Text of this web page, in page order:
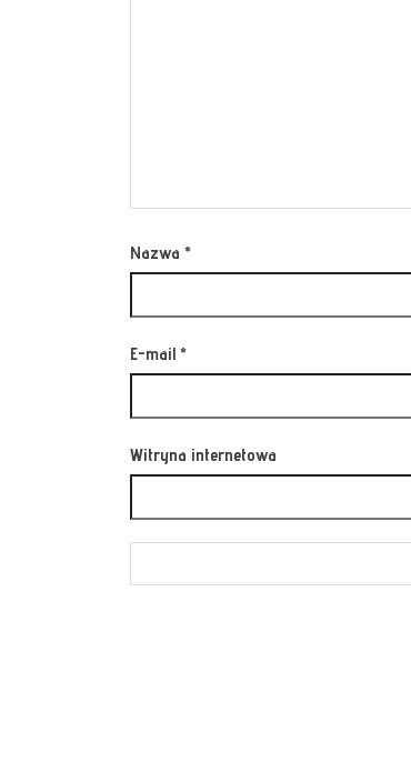
Nazwa *
E-mail *
Witryna internetowa